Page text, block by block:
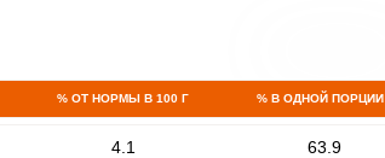
% ОТ НОРМЫ В 100 Г % В ОДНОЙ ПОРЦИИ
4.1 63.9